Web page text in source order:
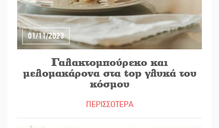
01/11/2023
Γαλακτομπούρεκο και
μελομακάρονα στα top γλυκά του
κόσμου
ΠΕΡΙΣΣΟΤΕΡΑ